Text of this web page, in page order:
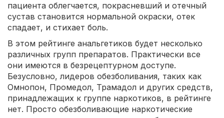
пациента облегчается, покрасневший и отечный
сустав становится нормальной окраски, отек
спадает, и стихает боль.
В этом рейтинге анальгетиков будет несколько
различных групп препаратов. Практически все
они имеются в безрецептурном доступе.
Безусловно, лидеров обезболивания, таких как
Омнопон, Промедол, Трамадол и других средств,
принадлежащих к группе наркотиков, в рейтинге
нет. Просто обезболивающие наркотические